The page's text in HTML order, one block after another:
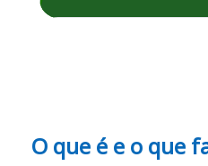
O que é e o que